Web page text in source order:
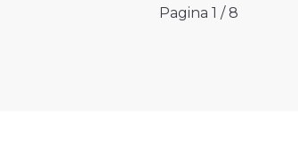
Pagina 1 / 8